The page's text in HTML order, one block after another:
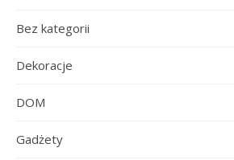
Bez kategorii
Dekoracje
DOM
Gadżety